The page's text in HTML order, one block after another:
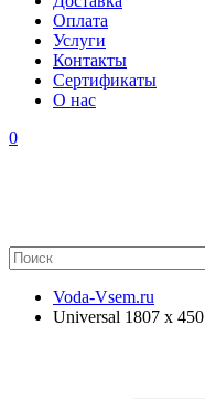
Оплата
Услуги
Контакты
Cертификаты
О нас
0
Voda-Vsem.ru
Universal 1807 x